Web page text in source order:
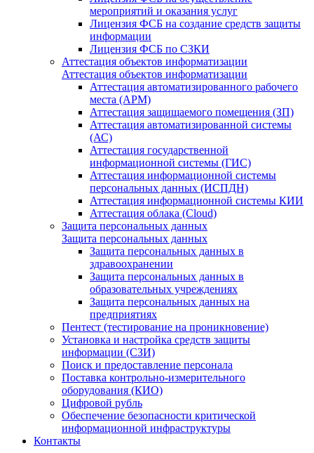
мероприятий и оказания услуг
Лицензия ФСБ на создание средств защиты
информации
Лицензия ФСБ по СЗКИ
Аттестация объектов информатизации
Аттестация объектов информатизации
Аттестация автоматизированного рабочего
места (АРМ)
Аттестация защищаемого помещения (ЗП)
Аттестация автоматизированной системы
(АС)
Аттестация государственной
информационной системы (ГИС)
Аттестация информационной системы
персональных данных (ИСПДН)
Аттестация информационной системы КИИ
Аттестация облака (Cloud)
Защита персональных данных
Защита персональных данных
Защита персональных данных в
здравоохранении
Защита персональных данных в
образовательных учреждениях
Защита персональных данных на
предприятиях
Пентест (тестирование на проникновение)
Установка и настройка средств защиты
информации (СЗИ)
Поиск и предоставление персонала
Поставка контрольно-измерительного
оборудования (КИО)
Цифровой рубль
Обеспечение безопасности критической
информационной инфраструктуры
Контакты